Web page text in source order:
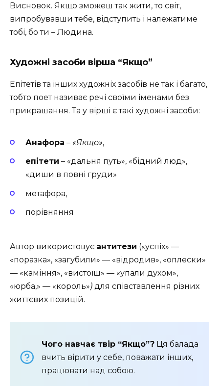
Висновок. Якщо зможеш так жити, то світ,
випробувавши тебе, відступить і належатиме
тобі, бо ти – Людина.
Художні засоби вірша “Якщо”
Епітетів та інших художніх засобів не так і багато,
тобто поет називає речі своїми іменами без
прикрашання. Та у вірші є такі художні засоби:
Анафора – «Якщо»,
епітети – «дальня путь», «бідний люд»,
«диши в повні груди»
метафора,
порівняння
Автор використовує антитези («успіх» —
«поразка», «загубили» — «відродив», «оплески»
— «каміння», «вистоїш» — «упали духом»,
«юрба,» — «король») для співставлення різних
життєвих позицій.
Чого навчає твір “Якщо”? Ця балада
вчить вірити у себе, поважати інших,
працювати над собою.